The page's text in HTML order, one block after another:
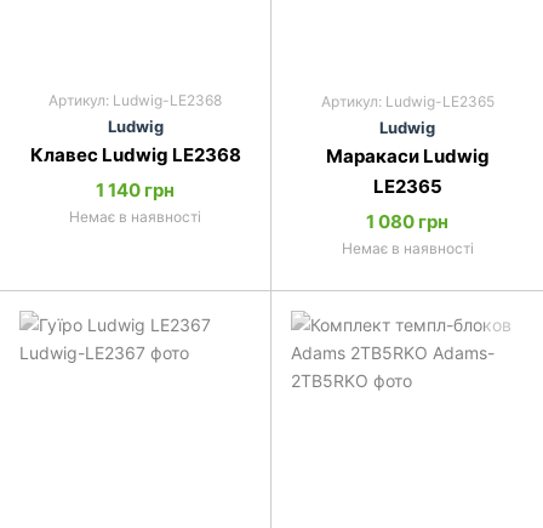
Артикул: Ludwig-LE2368
Ludwig
Клавес Ludwig LE2368
1 140 грн
Немає в наявності
Артикул: Ludwig-LE2365
Ludwig
Маракаси Ludwig
LE2365
1 080 грн
Немає в наявності